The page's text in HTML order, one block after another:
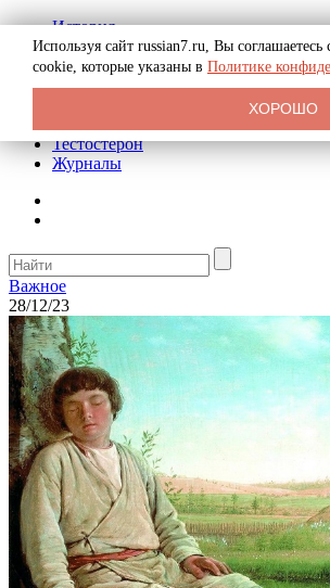
История
Биография
Криминал
Реклама на сайте
Тестостерон
Журналы
Важное
28/12/23
Используя сайт russian7.ru, Вы
cookie, которые указаны в Политике
ХОРОШО